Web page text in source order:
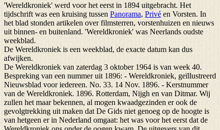
'Wereldkroniek' werd voor het eerst in 1894 uitgebracht. Het
tijdschrift was een kruising tussen Panorama, Privé en Vorsten. In
het blad stonden artikelen over filmsterren, vorstenhuizen en nieuws
uit binnen- en buitenland. 'Wereldkroniek' was Neerlands oudste
weekblad.
De Wereldkroniek is een weekblad, de exacte datum kan dus
afwijken.
De Wereldkroniek van zaterdag 3 oktober 1964 is van week 40.
Bespreking van een nummer uit 1896: - Wereldkroniek, geïllustreerd
Nieuwsblad voor iedereen. No. 33. 14 Nov. 1896. - Kerstnummer
van de Wereldkroniek. 1896. Rotterdam, Nijgh en van Ditmar. Wij
zullen het maar bekennen, al mogen kwaadgezinden er ook de
gevolgtrekking uit maken dat De Gids niet genoeg op de hoogte is
van hetgeen er in Nederland omgaat: het was voor het eerst dat de